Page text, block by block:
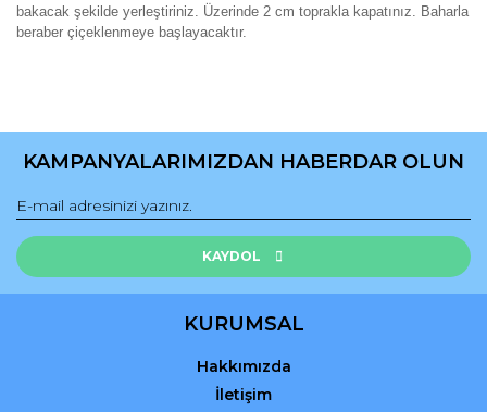
bakacak şekilde yerleştiriniz. Üzerinde 2 cm toprakla kapatınız. Baharla
beraber çiçeklenmeye başlayacaktır.
konularda yetersiz gördüğünüz noktaları öneri formunu
Görüş ve önerileriniz için teşekkür ederiz.
Ürün resmi kalitesiz, bozuk veya görüntülenemiyor.
Ürün açıklamasında eksik bilgiler bulunuyor.
Ürün fiyatı diğer sitelerden daha pahalı.
KAMPANYALARIMIZDAN HABERDAR OLUN
KAYDOL
KURUMSAL
Hakkımızda
İletişim